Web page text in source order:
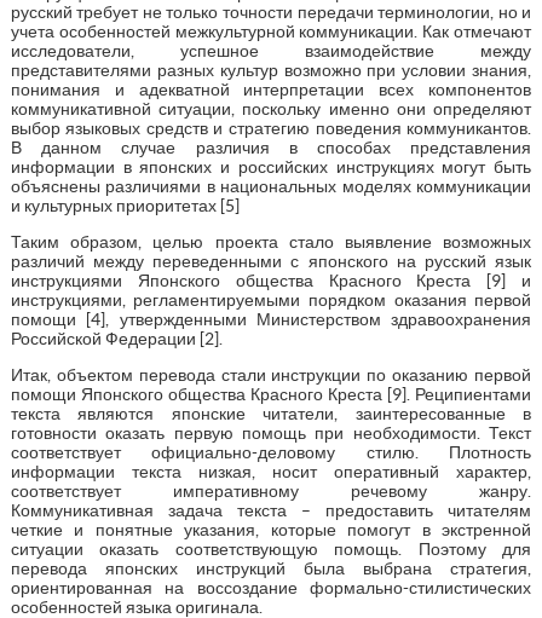
русский требует не только точности передачи терминологии, но и
учета особенностей межкультурной коммуникации. Как отмечают
исследователи, успешное взаимодействие между
представителями разных культур возможно при условии знания,
понимания и адекватной интерпретации всех компонентов
коммуникативной ситуации, поскольку именно они определяют
выбор языковых средств и стратегию поведения коммуникантов.
В данном случае различия в способах представления
информации в японских и российских инструкциях могут быть
объяснены различиями в национальных моделях коммуникации
и культурных приоритетах [5]
Таким образом, целью проекта стало выявление возможных
различий между переведенными с японского на русский язык
инструкциями Японского общества Красного Креста [9] и
инструкциями, регламентируемыми порядком оказания первой
помощи [4], утвержденными Министерством здравоохранения
Российской Федерации [2].
Итак, объектом перевода стали инструкции по оказанию первой
помощи Японского общества Красного Креста [9]. Реципиентами
текста являются японские читатели, заинтересованные в
готовности оказать первую помощь при необходимости. Текст
соответствует официально-деловому стилю. Плотность
информации текста низкая, носит оперативный характер,
соответствует императивному речевому жанру.
Коммуникативная задача текста – предоставить читателям
четкие и понятные указания, которые помогут в экстренной
ситуации оказать соответствующую помощь. Поэтому для
перевода японских инструкций была выбрана стратегия,
ориентированная на воссоздание формально-стилистических
особенностей языка оригинала.